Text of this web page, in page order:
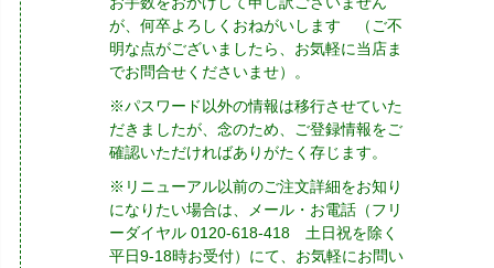
が、何卒よろしくおねがいします （ご不
明な点がございましたら、お気軽に当店ま
でお問合せくださいませ）。
※パスワード以外の情報は移行させていた
だきましたが、念のため、ご登録情報をご
確認いただければありがたく存じます。
※リニューアル以前のご注文詳細をお知り
になりたい場合は、メール・お電話（フリ
ーダイヤル 0120-618-418 土日祝を除く
平日9-18時お受付）にて、お気軽にお問い